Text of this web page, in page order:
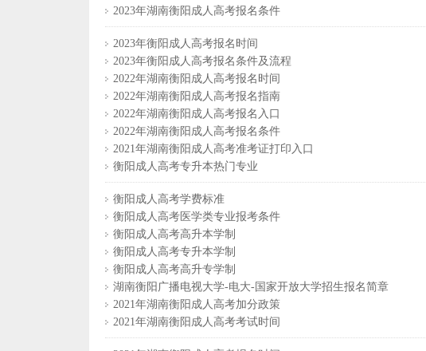
2023年湖南衡阳成人高考报名条件
2023年衡阳成人高考报名时间
2023年衡阳成人高考报名条件及流程
2022年湖南衡阳成人高考报名时间
2022年湖南衡阳成人高考报名指南
2022年湖南衡阳成人高考报名入口
2022年湖南衡阳成人高考报名条件
2021年湖南衡阳成人高考准考证打印入口
衡阳成人高考专升本热门专业
衡阳成人高考学费标准
衡阳成人高考医学类专业报考条件
衡阳成人高考高升本学制
衡阳成人高考专升本学制
衡阳成人高考高升专学制
湖南衡阳广播电视大学-电大-国家开放大学招生报名简章
2021年湖南衡阳成人高考加分政策
2021年湖南衡阳成人高考考试时间